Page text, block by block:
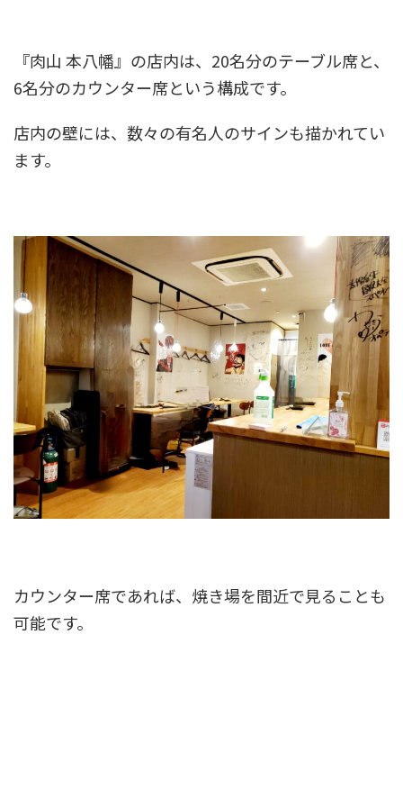
『肉山 本八幡』の店内は、20名分のテーブル席と、
6名分のカウンター席という構成です。
店内の壁には、数々の有名人のサインも描かれてい
ます。
カウンター席であれば、焼き場を間近で見ることも
可能です。